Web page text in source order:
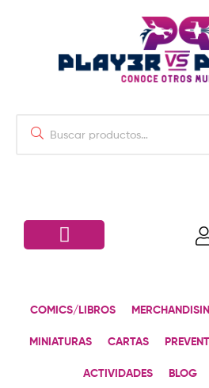
COMICS/LIBROS
MINIATURAS CARTAS
ACTIVIDADES BLOG